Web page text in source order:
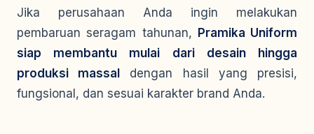
Jika perusahaan Anda ingin melakukan
pembaruan seragam tahunan, Pramika Uniform
siap membantu mulai dari desain hingga
produksi massal
dengan hasil yang presisi,
fungsional, dan sesuai karakter brand Anda.